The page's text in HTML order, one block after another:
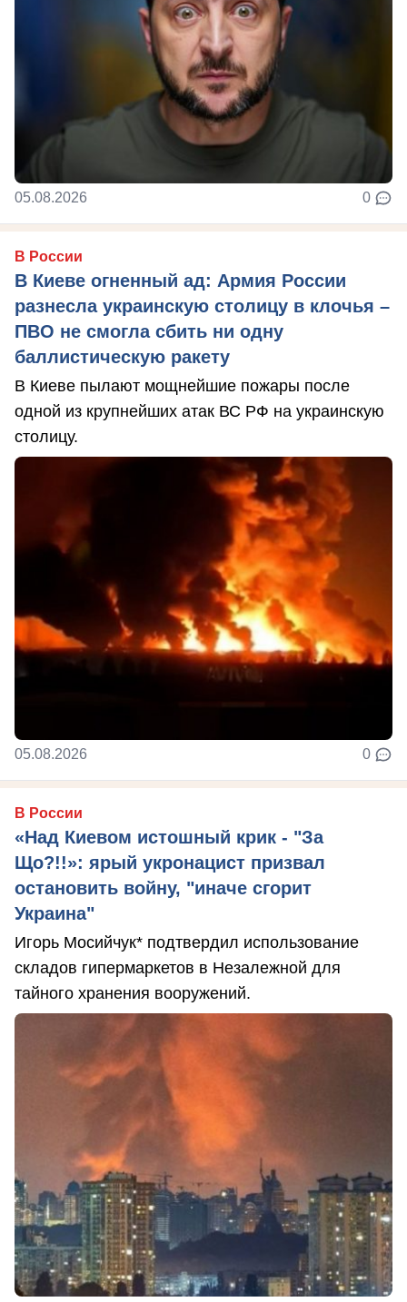
05.08.2026 0
В России
В Киеве огненный ад: Армия России
разнесла украинскую столицу в клочья –
ПВО не смогла сбить ни одну
баллистическую ракету
В Киеве пылают мощнейшие пожары после
одной из крупнейших атак ВС РФ на украинскую
столицу.
05.08.2026 0
В России
«Над Киевом истошный крик - "За
Що?!!»: ярый укронацист призвал
остановить войну, "иначе сгорит
Украина"
Игорь Мосийчук* подтвердил использование
складов гипермаркетов в Незалежной для
тайного хранения вооружений.